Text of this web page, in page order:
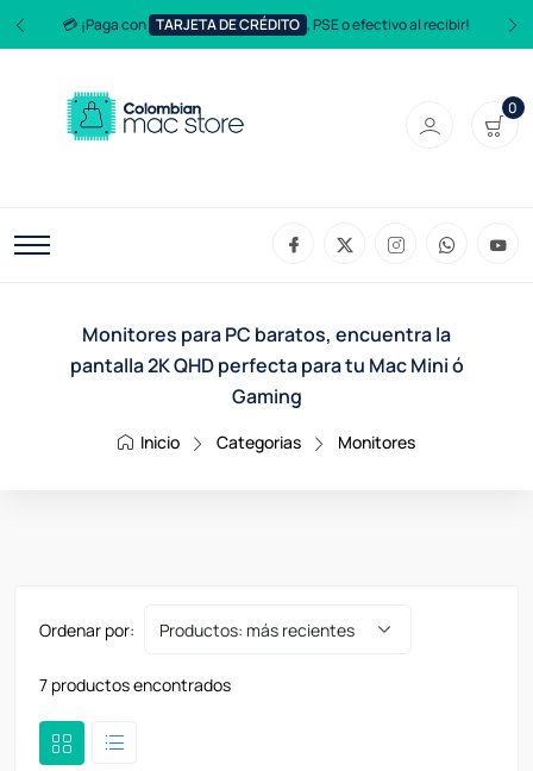
💳 ¡Paga con TARJETA DE CRÉDITO , PSE o efectivo al recibir!
0
Monitores para PC baratos, encuentra la
pantalla 2K QHD perfecta para tu Mac Mini ó
Gaming
Inicio Categorias Monitores
Ordenar por:
7 productos encontrados